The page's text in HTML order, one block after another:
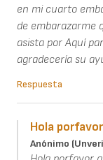
en mi cuarto
de embarazarme
asista por Aquí
agradecería su
Respuesta
Hola
Anónimo